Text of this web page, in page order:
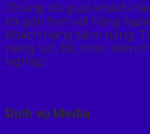
Chúng tôi giúp khách
tới gần hơn với hàng
khách hàng tiềm năng.
năng lực, Bộ nhận diện
nghiệp
Dịch vụ Media